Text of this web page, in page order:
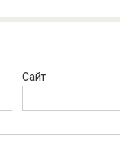
Сайт